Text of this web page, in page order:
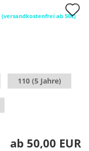
(versandkostenfrei ab 50€)
110 (5 Jahre)
ab 50,00 EUR